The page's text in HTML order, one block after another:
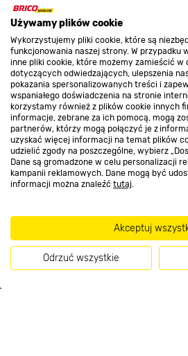
Używamy plików cookie
Wykorzystujemy pliki cookie, które są
funkcjonowania naszej strony. W przypadku
inne pliki cookie, które możemy zamieścić w
dotyczących odwiedzających, ulepszenia
pokazania spersonalizowanych treści i
wspaniałego doświadczenia na stronie
korzystamy również z plików cookie innych
informacje, zebrane za ich pomocą, mogą
partnerów, którzy mogą połączyć je z
uzyskać więcej informacji na temat plików
udzielić zgody na poszczególne, wybierz
Dane są gromadzone w celu personalizacji
kampanii reklamowych. Dane mogą być
informacji można znaleźć tutaj.
Akceptuj
Odrzuć wszystkie
O nas
Kontakt do sklepu
Strefa biznesu
Dołącz do nas
Metody płatności